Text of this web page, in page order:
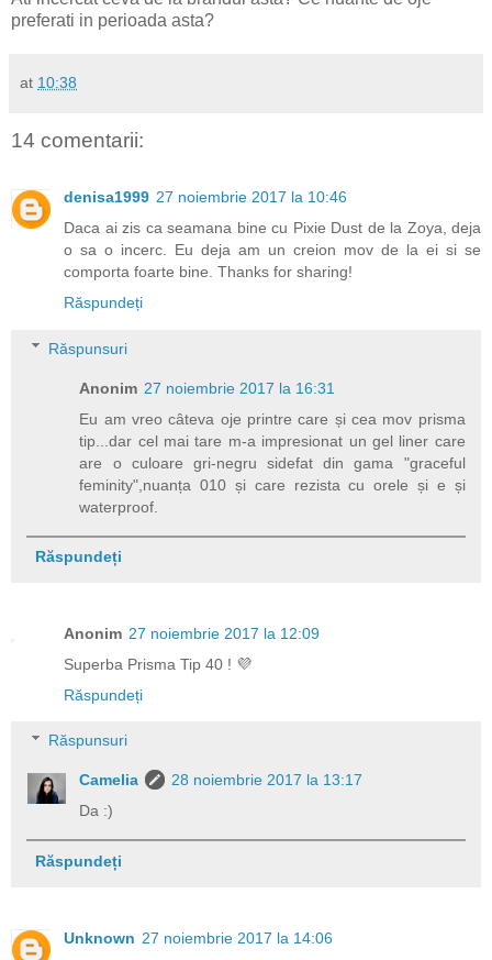
preferati in perioada asta?
at 10:38
14 comentarii:
denisa1999 27 noiembrie 2017 la 10:46
Daca ai zis ca seamana bine cu Pixie Dust de la Zoya, deja
o sa o incerc. Eu deja am un creion mov de la ei si se
comporta foarte bine. Thanks for sharing!
Răspundeți
Răspunsuri
Anonim 27 noiembrie 2017 la 16:31
Eu am vreo câteva oje printre care și cea mov prisma
tip...dar cel mai tare m-a impresionat un gel liner care
are o culoare gri-negru sidefat din gama "graceful
feminity",nuanța 010 și care rezista cu orele și e și
waterproof.
Răspundeți
Anonim 27 noiembrie 2017 la 12:09
Superba Prisma Tip 40 ! 💜
Răspundeți
Răspunsuri
Camelia
28 noiembrie 2017 la 13:17
Da :)
Răspundeți
Unknown 27 noiembrie 2017 la 14:06